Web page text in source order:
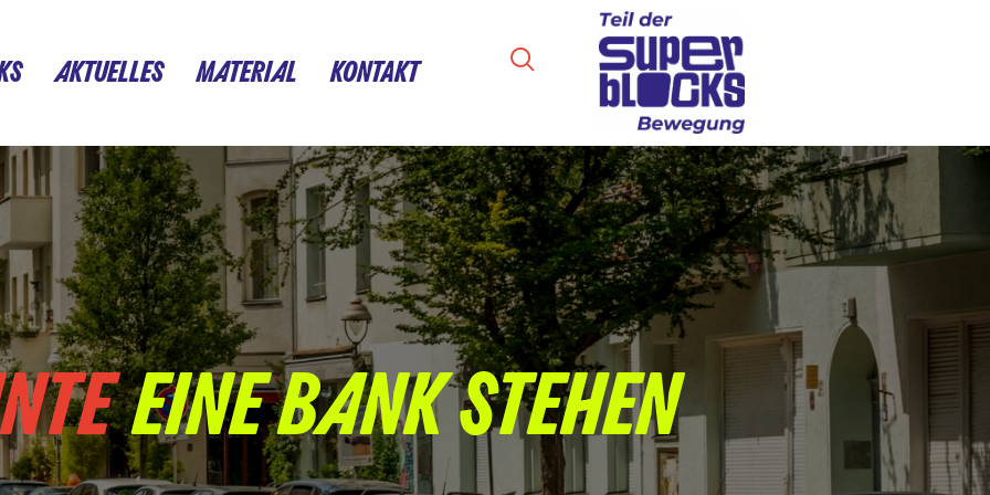
AKTUELLES MATERIAL KONTAKT
DIELUFTBESSERSEIN